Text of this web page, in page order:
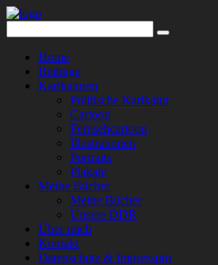
Home
Beiträge
Karikaturen
Politische Karikatur
Cartoon
Fernsehcartoon
Illustrationen
Portraits
Plakate
Meine Bücher
Meine Bücher
Unsere DDR
Über mich
Kontakt
Datenschutz & Impressum